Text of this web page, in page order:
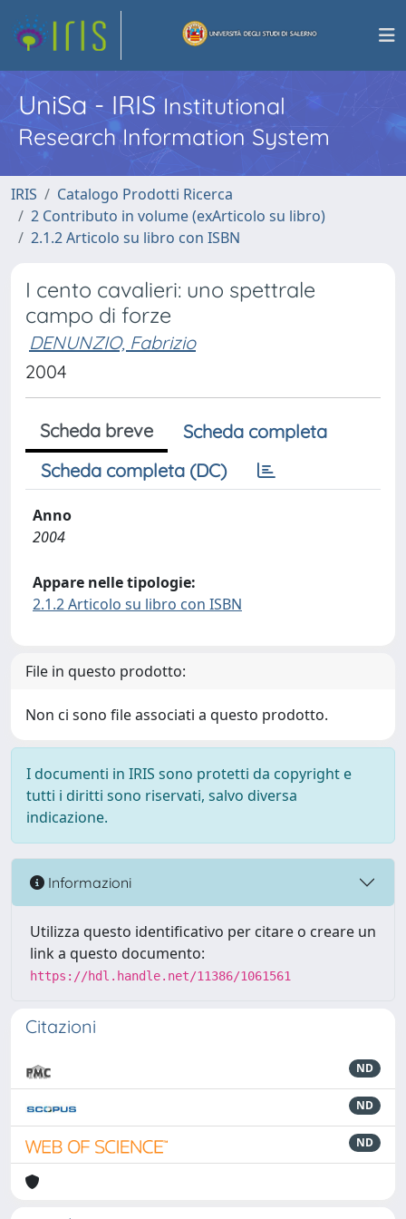
UniSa - IRISInstitutional
Research Information System
IRIS
Catalogo Prodotti Ricerca
2 Contributo in volume (exArticolo su libro)
2.1.2 Articolo su libro con ISBN
I cento cavalieri: uno spettrale
campo di forze
DENUNZIO, Fabrizio
2004
Scheda breve
Scheda completa
Scheda completa (DC)
Anno
2004
Appare nelle tipologie:
2.1.2 Articolo su libro con ISBN
File in questo prodotto:
Non ci sono file associati a questo prodotto.
I documenti in IRIS sono protetti da copyright e
tutti i diritti sono riservati, salvo diversa
indicazione.
Informazioni
Utilizza questo identificativo per citare o creare un
link a questo documento:
https://hdl.handle.net/11386/1061561
Citazioni
ND
ND
ND